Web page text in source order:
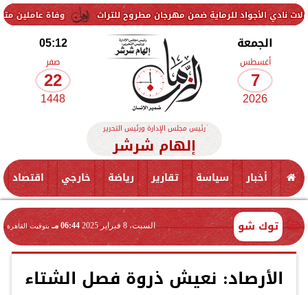
وفاة عاملين متأثرين للرماية ضمن مهرجان مطروح للتراث
الجمعة
أغسطس
7
2026
05:12
صفر
22
1448
رئيس مجلس الإدارة ورئيس التحرير
إلهام شرشر
أخبار سياسة تقارير رياضة خارجي اقتصاد
توك شو السبت، 8 فبراير 2025 06:44 مـ بتوقيت القاهرة
الأرصاد: نعيش ذروة فصل الشتاء